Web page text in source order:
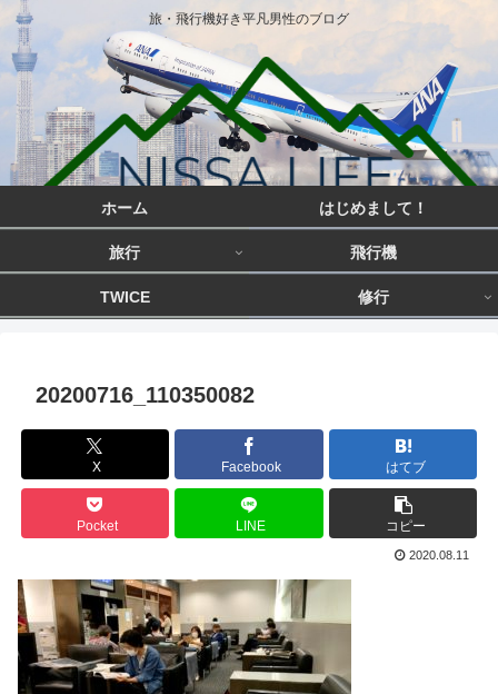
旅・飛行機好き平凡男性のブログ
ホーム はじめまして！
旅行 飛行機
TWICE 修行
20200716_110350082
X Facebook はてブ
Pocket LINE コピー
2020.08.11